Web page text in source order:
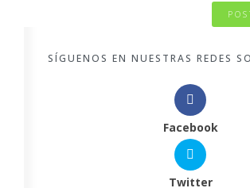
SÍGUENOS EN NUESTRAS REDES
Facebook
Twitter